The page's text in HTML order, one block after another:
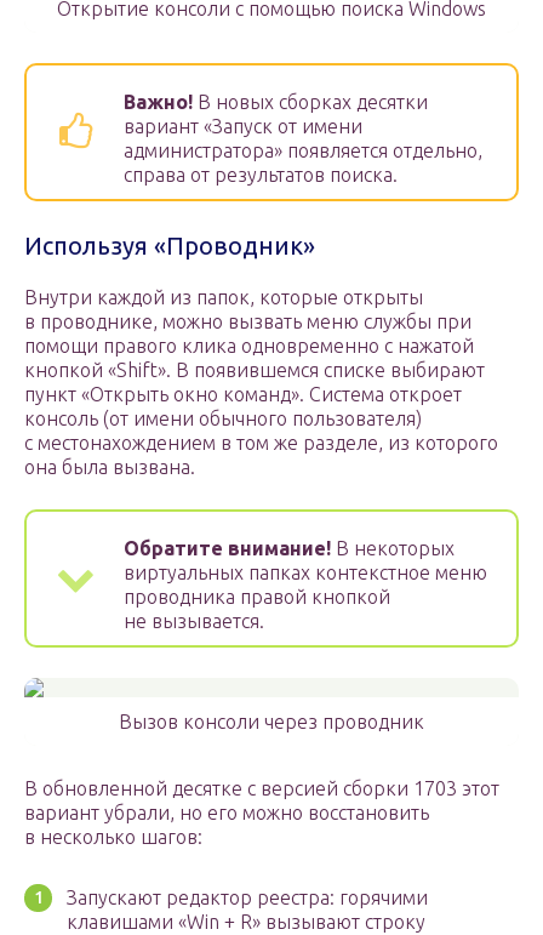
Открытие консоли с помощью поиска Windows
Важно! В новых сборках десятки
вариант «Запуск от имени
администратора» появляется отдельно,
справа от результатов поиска.
Используя «Проводник»
Внутри каждой из папок, которые открыты
в проводнике, можно вызвать меню службы при
помощи правого клика одновременно с нажатой
кнопкой «Shift». В появившемся списке выбирают
пункт «Открыть окно команд». Система откроет
консоль (от имени обычного пользователя)
с местонахождением в том же разделе, из которого
она была вызвана.
Обратите внимание! В некоторых
виртуальных папках контекстное меню
проводника правой кнопкой
не вызывается.
Вызов консоли через проводник
В обновленной десятке с версией сборки 1703 этот
вариант убрали, но его можно восстановить
в несколько шагов:
Запускают редактор реестра: горячими
клавишами «Win + R» вызывают строку